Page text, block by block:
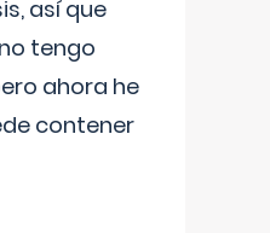
así que
tengo
ahora he
contener